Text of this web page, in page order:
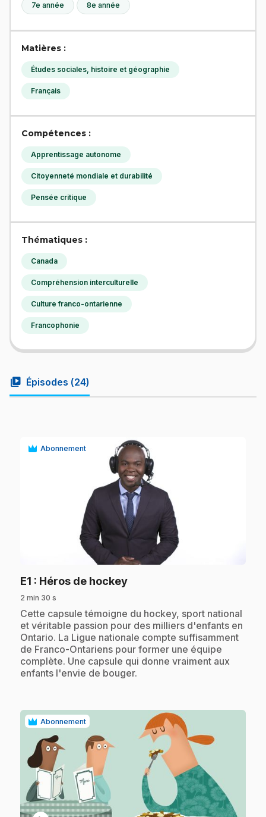
7e année 8e année
Matières :
Études sociales, histoire et géographie
Français
Compétences :
Apprentissage autonome
Citoyenneté mondiale et durabilité
Pensée critique
Thématiques :
Canada
Compréhension interculturelle
Culture franco-ontarienne
Francophonie
video_library Épisodes (24)
Abonnement
E1 : Héros de hockey.
2 min 30 s
.Cette capsule témoigne du hockey, sport national
et véritable passion pour des milliers d'enfants en
Ontario. La Ligue nationale compte suffisamment
de Franco-Ontariens pour former une équipe
complète. Une capsule qui donne vraiment aux
enfants l'envie de bouger.
Abonnement